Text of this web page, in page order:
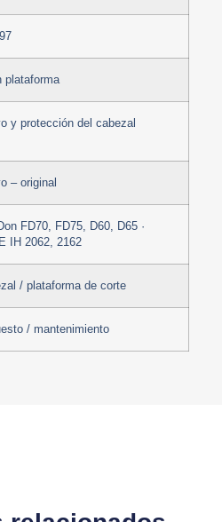
plataforma
y protección del cabezal
– original
FD70, FD75, D60, D65 ·
IH 2062, 2162
/ plataforma de corte
/ mantenimiento